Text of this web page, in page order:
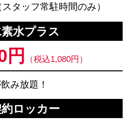
タッフ常駐時間のみ）
水プラス
円 （税込1,080円）
み放題！
ロッカー